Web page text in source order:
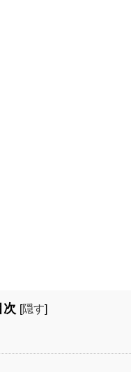
次 [隠す]